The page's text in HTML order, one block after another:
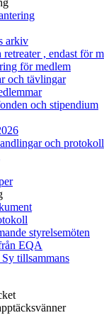
arkiv
, endast för
för medlem
och tävlingar
och stipendium
och protokoll
styrelsemöten
EQA
tillsammans